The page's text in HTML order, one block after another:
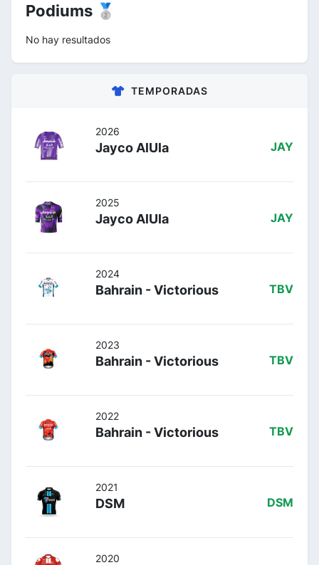
Podiums 🥈
No hay resultados
TEMPORADAS
2026
Jayco AlUla JAY
2025
Jayco AlUla JAY
2024
Bahrain - Victorious TBV
2023
Bahrain - Victorious TBV
2022
Bahrain - Victorious TBV
2021
DSM DSM
2020